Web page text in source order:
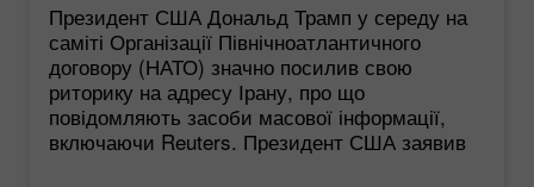
Президент США Дональд Трамп у середу на
саміті Організації Північноатлантичного
договору (НАТО) значно посилив свою
риторику на адресу Ірану, про що
повідомляють засоби масової інформації,
включаючи Reuters. Президент США заявив